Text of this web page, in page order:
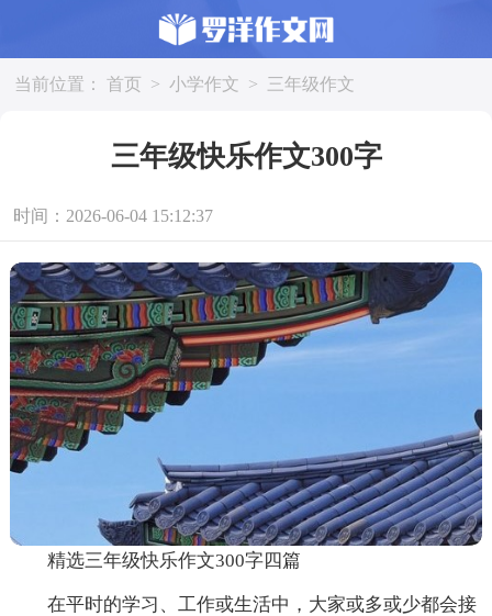
当前位置： 首页 > 小学作文 > 三年级作文
三年级快乐作文300字
时间：2026-06-04 15:12:37
精选三年级快乐作文300字四篇
在平时的学习、工作或生活中，大家或多或少都会接